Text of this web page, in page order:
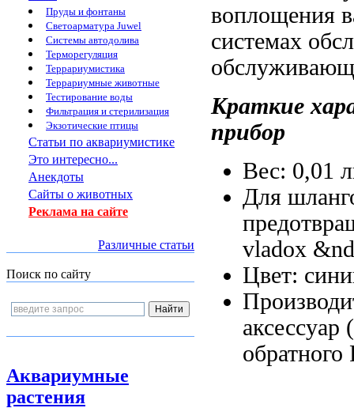
Пруды и фонтаны
Светоарматура Juwel
Системы автодолива
Терморегуляция
Террариумистика
Террариумные животные
Тестирование воды
Фильтрация и стерилизация
Экзотические птицы
Статьи по аквариумистике
Это интересно...
Анекдоты
Сайты о животных
Реклама на сайте
Различные статьи
Поиск по сайту
Аквариумные
растения
воплощения
системах
Краткие
прибор
Вес: 0,01
Для
vladox
Цвет:
аксессуар
обратного